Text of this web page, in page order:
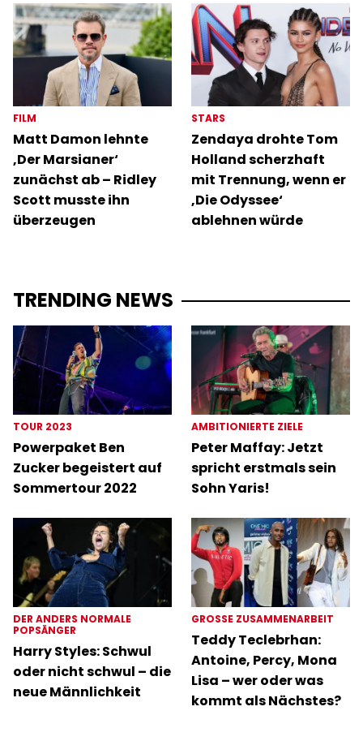
FILM
Matt Damon lehnte
‚Der Marsianer‘
zunächst ab – Ridley
Scott musste ihn
überzeugen
STARS
Zendaya drohte Tom
Holland scherzhaft
mit Trennung, wenn er
‚Die Odyssee‘
ablehnen würde
TRENDING NEWS
TOUR 2023
Powerpaket Ben
Zucker begeistert auf
Sommertour 2022
AMBITIONIERTE ZIELE
Peter Maffay: Jetzt
spricht erstmals sein
Sohn Yaris!
DER ANDERS NORMALE
POPSÄNGER
Harry Styles: Schwul
oder nicht schwul – die
neue Männlichkeit
GROSSE ZUSAMMENARBEIT
Teddy Teclebrhan:
Antoine, Percy, Mona
Lisa – wer oder was
kommt als Nächstes?